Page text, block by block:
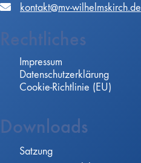
kontakt@mv-wilhelmskirch.de
Rechtliches
Impressum
Datenschutzerklärung
Cookie-Richtlinie (EU)
Downloads
Satzung